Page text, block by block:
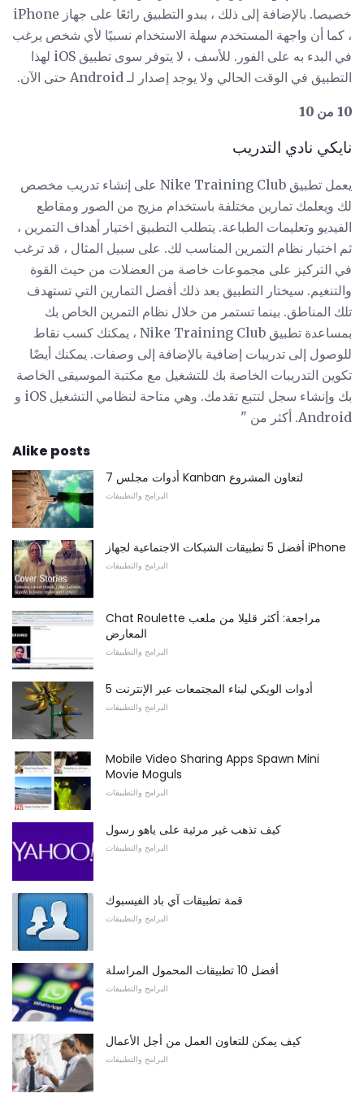
خصيصا. بالإضافة إلى ذلك ، يبدو التطبيق رائعًا على جهاز iPhone
، كما أن واجهة المستخدم سهلة الاستخدام نسبيًا لأي شخص يرغب
في البدء به على الفور. للأسف ، لا يتوفر سوى تطبيق iOS لهذا
التطبيق في الوقت الحالي ولا يوجد إصدار لـ Android حتى الآن.
10 من 10
نايكي نادي التدريب
يعمل تطبيق Nike Training Club على إنشاء تدريب مخصص
لك ويعلمك تمارين مختلفة باستخدام مزيج من الصور ومقاطع
الفيديو وتعليمات الطباعة. يتطلب التطبيق اختيار أهداف التمرين ،
ثم اختيار نظام التمرين المناسب لك. على سبيل المثال ، قد ترغب
في التركيز على مجموعات خاصة من العضلات من حيث القوة
والتنغيم. سيختار التطبيق بعد ذلك أفضل التمارين التي تستهدف
تلك المناطق. بينما تستمر من خلال نظام التمرين الخاص بك
بمساعدة تطبيق Nike Training Club ، يمكنك كسب نقاط
للوصول إلى تدريبات إضافية بالإضافة إلى وصفات. يمكنك أيضًا
تكوين التدريبات الخاصة بك للتشغيل مع مكتبة الموسيقى الخاصة
بك وإنشاء سجل لتتبع تقدمك. وهي متاحة لنظامي التشغيل iOS و
Android. أكثر من "
Alike posts
7 أدوات مجلس Kanban لتعاون المشروع
البرامج والتطبيقات
أفضل 5 تطبيقات الشبكات الاجتماعية لجهاز iPhone
البرامج والتطبيقات
Chat Roulette مراجعة: أكثر قليلا من ملعب
المعارض
البرامج والتطبيقات
5 أدوات الويكي لبناء المجتمعات عبر الإنترنت
البرامج والتطبيقات
Mobile Video Sharing Apps Spawn Mini
Movie Moguls
البرامج والتطبيقات
كيف تذهب غير مرئية على ياهو رسول
البرامج والتطبيقات
قمة تطبيقات آي باد الفيسبوك
البرامج والتطبيقات
أفضل 10 تطبيقات المحمول المراسلة
البرامج والتطبيقات
كيف يمكن للتعاون العمل من أجل الأعمال
البرامج والتطبيقات